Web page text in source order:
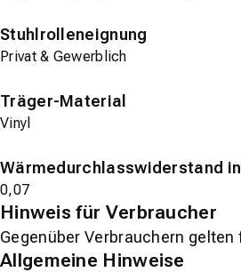
Stuhlrolleneignung
Privat & Gewerblich
Träger-Material
Vinyl
Wärmedurchlasswiderstand in
0,07
Hinweis für Verbraucher
Gegenüber Verbrauchern
Allgemeine Hinweise